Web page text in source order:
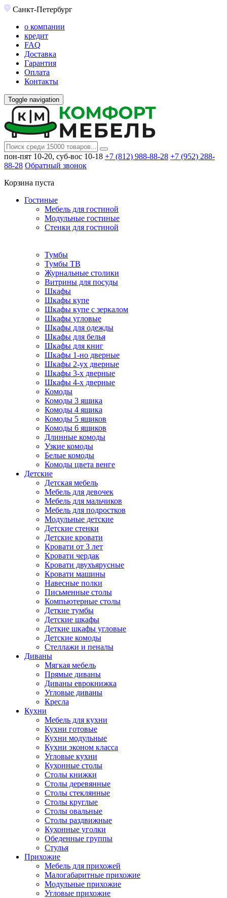
Санкт-Петербург
о компании
кредит
FAQ
Доставка
Гарантия
Оплата
Контакты
Toggle navigation
пон-пят 10-20, суб-вос 10-18 +7 (812) 988-88-28 +7 (952) 288-
88-28 Обратный звонок
Корзина пуста
Гостиные
Мебель для гостиной
Модульные гостиные
Стенки для гостиной
Тумбы
Тумбы ТВ
Журнальные столики
Витрины для посуды
Шкафы
Шкафы купе
Шкафы купе с зеркалом
Шкафы угловые
Шкафы для одежды
Шкафы для белья
Шкафы для книг
Шкафы 1-но дверные
Шкафы 2-ух дверные
Шкафы 3-х дверные
Шкафы 4-х дверные
Комоды
Комоды 3 ящика
Комоды 4 ящика
Комоды 5 ящиков
Комоды 6 ящиков
Длинные комоды
Узкие комоды
Белые комоды
Комоды цвета венге
Детские
Детская мебель
Мебель для девочек
Мебель для мальчиков
Мебель для подростков
Модульные детские
Детские стенки
Детские кровати
Кровати от 3 лет
Кровати чердак
Кровати двухъярусные
Кровати машины
Навесные полки
Письменные столы
Компьютерные столы
Деткие тумбы
Детские шкафы
Деткие шкафы угловые
Детские комоды
Стеллажи и пеналы
Диваны
Мягкая мебель
Прямые диваны
Диваны еврокнижка
Угловые диваны
Кресла
Кухни
Мебель для кухни
Кухни готовые
Кухни модульные
Кухни эконом класса
Угловые кухни
Кухонные столы
Столы книжки
Столы деревянные
Столы стеклянные
Столы круглые
Столы овальные
Столы раздвижные
Кухонные уголки
Обеденные группы
Стулья
Прихожие
Мебель для прихожей
Малогабаритные прихожие
Модульные прихожие
Угловые прихожие